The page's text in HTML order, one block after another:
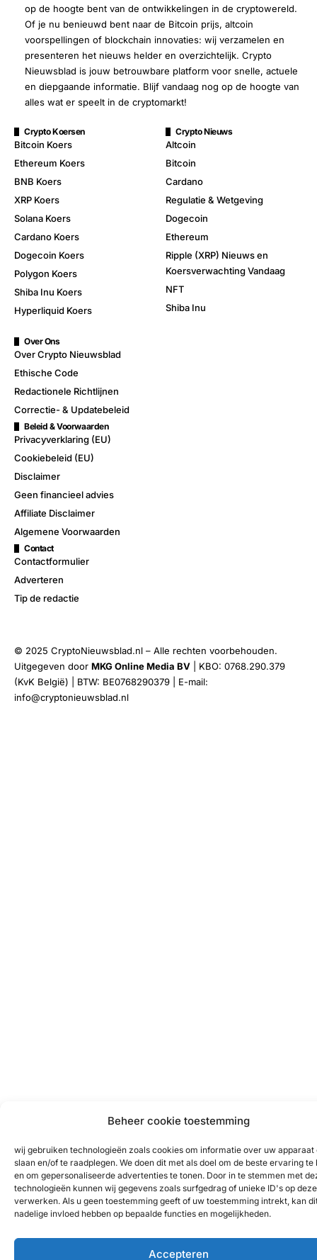
Beheer cookie toestemming
wij gebruiken technologieën zoals cookies om informatie over uw apparaat
slaan en/of te raadplegen. We doen dit met als doel om de beste ervaring te
en om gepersonaliseerde advertenties te tonen. Door in te stemmen met
technologieën kunnen wij gegevens zoals surfgedrag of unieke ID's op
verwerken. Als u geen toestemming geeft of uw toestemming intrekt, kan
nadelige invloed hebben op bepaalde functies en mogelijkheden.
Accepteren
op de hoogte bent van de ontwikkelingen in de cryptowereld.
Of je nu benieuwd bent naar de Bitcoin prijs, altcoin
voorspellingen of blockchain innovaties: wij verzamelen en
presenteren het nieuws helder en overzichtelijk. Crypto
Nieuwsblad is jouw betrouwbare platform voor snelle, actuele
en diepgaande informatie. Blijf vandaag nog op de hoogte van
alles wat er speelt in de cryptomarkt!
Crypto Koersen
Bitcoin Koers
Ethereum Koers
BNB Koers
XRP Koers
Solana Koers
Cardano Koers
Dogecoin Koers
Polygon Koers
Shiba Inu Koers
Hyperliquid Koers
Crypto Nieuws
Altcoin
Bitcoin
Cardano
Regulatie & Wetgeving
Dogecoin
Ethereum
Ripple (XRP) Nieuws en
Koersverwachting Vandaag
NFT
Shiba Inu
Over Ons
Over Crypto Nieuwsblad
Ethische Code
Redactionele Richtlijnen
Correctie- & Updatebeleid
Beleid & Voorwaarden
Privacyverklaring (EU)
Cookiebeleid (EU)
Disclaimer
Geen financieel advies
Affiliate Disclaimer
Algemene Voorwaarden
Contact
Contactformulier
Adverteren
Tip de redactie
© 2025 CryptoNieuwsblad.nl – Alle rechten voorbehouden.
Uitgegeven door MKG Online Media BV | KBO: 0768.290.379
(KvK België) | BTW: BE0768290379 | E-mail:
info@cryptonieuwsblad.nl